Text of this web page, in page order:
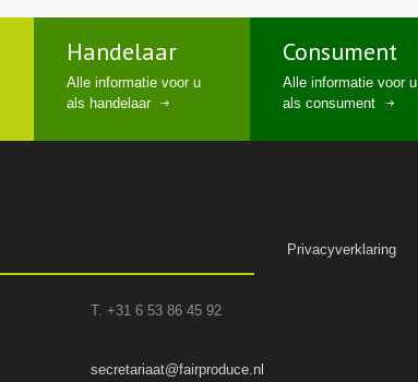
Handelaar
Alle informatie voor u
als handelaar
Consument
Alle informatie voor u
als consument
T. +31 6 53 86 45 92
secretariaat@fairproduce.nl
Privacyverklaring